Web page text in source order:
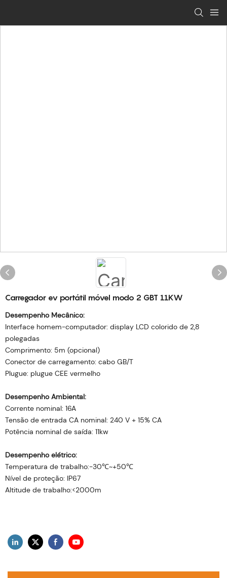
Carregador ev portátil móvel modo 2 GBT 11KW
Desempenho Mecânico:
Interface homem-computador: display LCD colorido de 2,8
polegadas
Comprimento: 5m (opcional)
Conector de carregamento: cabo GB/T
Plugue: plugue CEE vermelho
Desempenho Ambiental:
Corrente nominal: 16A
Tensão de entrada CA nominal: 240 V + 15% CA
Potência nominal de saída: 11kw
Desempenho elétrico:
Temperatura de trabalho:-30℃~+50℃
Nível de proteção: IP67
Altitude de trabalho:<2000m